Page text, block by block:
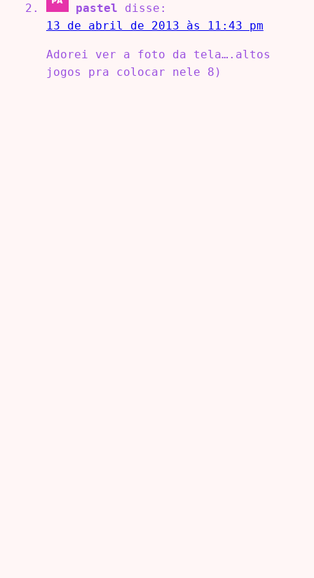
pastel
disse:
13 de abril de 2013 às 11:43 pm
Adorei ver a foto da tela….altos
jogos pra colocar nele 8)